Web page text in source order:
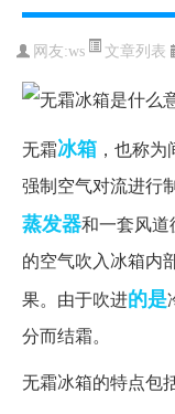
网友:ws 文章列表
无霜冰箱 ，也称
强制空气对流进行
蒸发器和一套风
的空气吹入冰箱内
果。由于吹进的是
分而结霜。
无霜冰箱的特点包